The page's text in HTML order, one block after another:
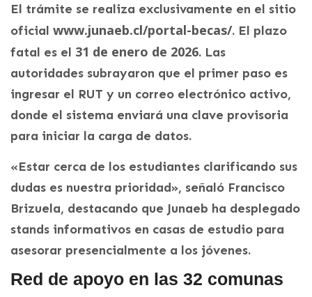
El trámite se realiza exclusivamente en el sitio
oficial www.junaeb.cl/portal-becas/. El plazo
fatal es el 31 de enero de 2026. Las
autoridades subrayaron que el primer paso es
ingresar el RUT y un correo electrónico activo,
donde el sistema enviará una clave provisoria
para iniciar la carga de datos.
«Estar cerca de los estudiantes clarificando sus
dudas es nuestra prioridad», señaló Francisco
Brizuela, destacando que Junaeb ha desplegado
stands informativos en casas de estudio para
asesorar presencialmente a los jóvenes.
Red de apoyo en las 32 comunas